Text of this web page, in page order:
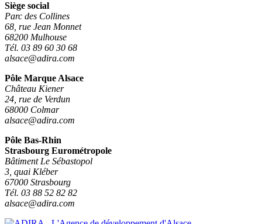
Siège social
Parc des Collines
68, rue Jean Monnet
68200 Mulhouse
Tél. 03 89 60 30 68
alsace@adira.com
Pôle Marque Alsace
Château Kiener
24, rue de Verdun
68000 Colmar
alsace@adira.com
Pôle Bas-Rhin
Strasbourg Eurométropole
Bâtiment Le Sébastopol
3, quai Kléber
67000 Strasbourg
Tél. 03 88 52 82 82
alsace@adira.com